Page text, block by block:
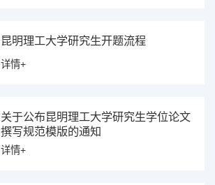
昆明理工大学研究生开题流程
详情+
关于公布昆明理工大学研究生学位论文
撰写规范模版的通知
详情+